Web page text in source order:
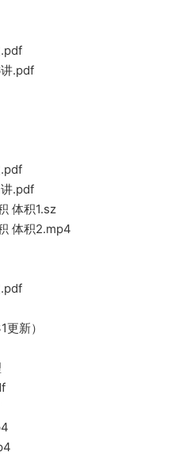
.pdf
.pdf
体积1.sz
体积2.mp4
新）